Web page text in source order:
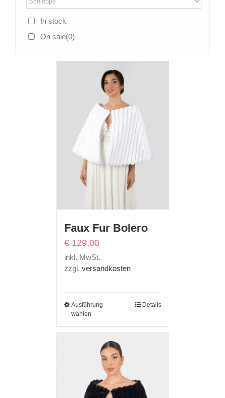
In stock
On sale(0)
Faux Fur Bolero
€129,00
inkl. MwSt.
zzgl. versandkosten
Ausführung
wählen
Details